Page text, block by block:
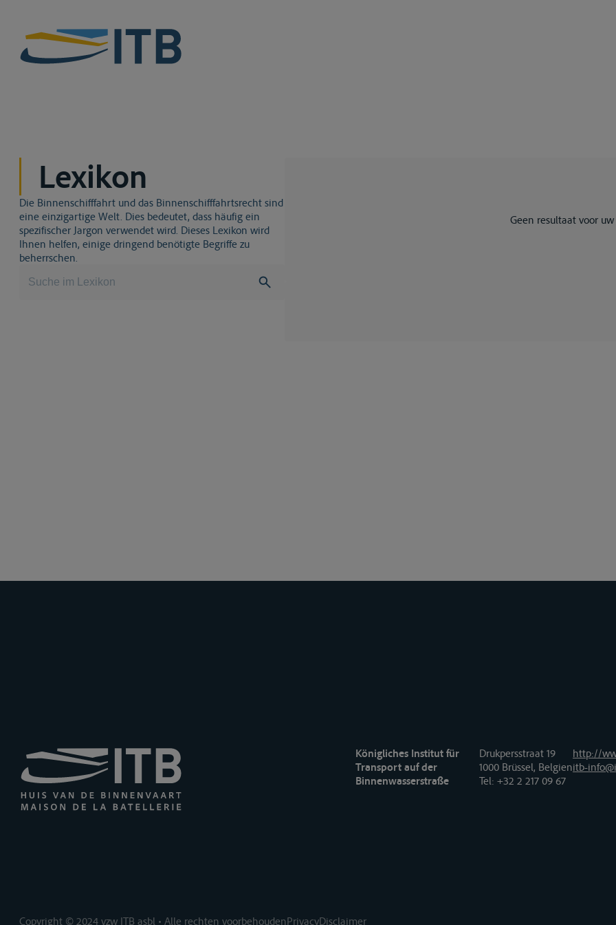
Lexikon
Die Binnenschifffahrt und das Binnenschifffahrtsrecht sind
eine einzigartige Welt. Dies bedeutet, dass häufig ein
spezifischer Jargon verwendet wird. Dieses Lexikon wird
Ihnen helfen, einige dringend benötigte Begriffe zu
beherrschen.
Geen resultaat voor
Königliches Institut für
Transport auf der
Binnenwasserstraße
Drukpersstraat 19
1000 Brüssel, Belgien
Tel: +32 2 217 09 67
http://
itb-
Copyright © 2024 vzw ITB asbl • Alle rechten voorbehoudenPrivacyDisclaimer